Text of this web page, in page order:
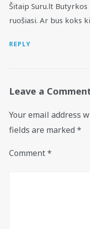
Šitaip Suru.lt
ruošiasi. Ar bus koks
REPLY
Leave a
Your email address
fields are marked *
Comment*